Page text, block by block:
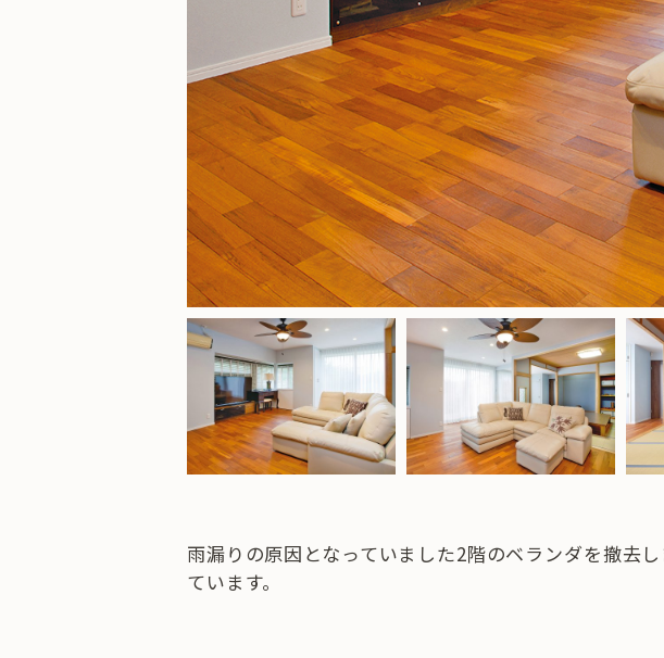
雨漏りの原因となっていました2階のベランダを撤去
ています。